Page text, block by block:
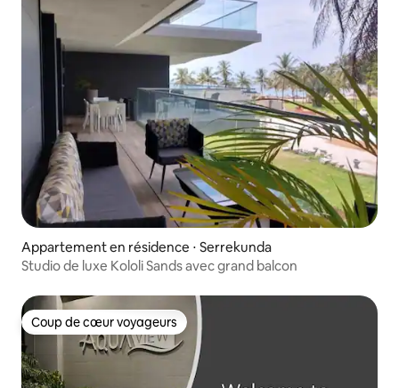
Appartement en résidence ⋅ Serrekunda
Studio de luxe Kololi Sands avec grand balcon
Coup de cœur voyageurs
Coup de cœur voyageurs